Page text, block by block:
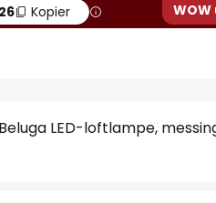
Kopier
LED-loftlampe,